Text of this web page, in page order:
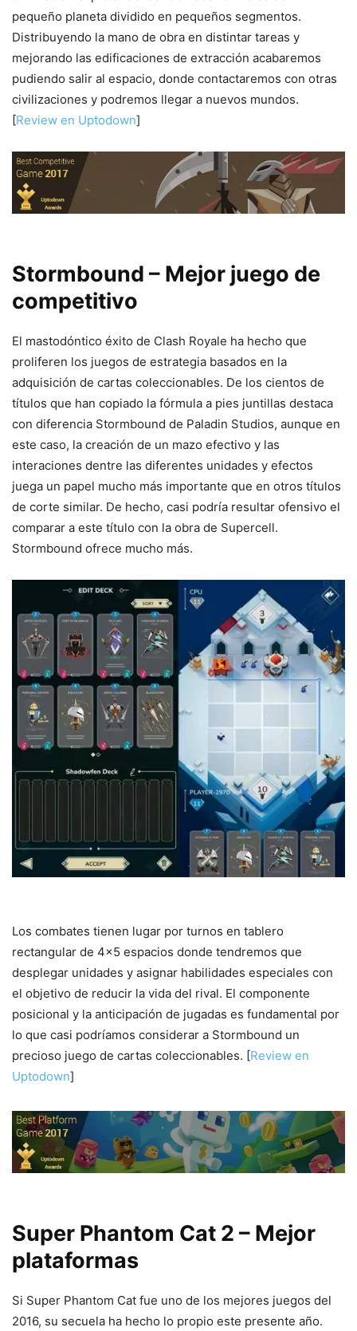
pequeño planeta dividido en pequeños segmentos.
Distribuyendo la mano de obra en distintar tareas y
mejorando las edificaciones de extracción acabaremos
pudiendo salir al espacio, donde contactaremos con otras
civilizaciones y podremos llegar a nuevos mundos.
[Review en Uptodown]
Stormbound – Mejor juego de
competitivo
El mastodóntico éxito de Clash Royale ha hecho que
proliferen los juegos de estrategia basados en la
adquisición de cartas coleccionables. De los cientos de
títulos que han copiado la fórmula a pies juntillas destaca
con diferencia Stormbound de Paladin Studios, aunque en
este caso, la creación de un mazo efectivo y las
interaciones dentre las diferentes unidades y efectos
juega un papel mucho más importante que en otros títulos
de corte similar. De hecho, casi podría resultar ofensivo el
comparar a este título con la obra de Supercell.
Stormbound ofrece mucho más.
Los combates tienen lugar por turnos en tablero
rectangular de 4×5 espacios donde tendremos que
desplegar unidades y asignar habilidades especiales con
el objetivo de reducir la vida del rival. El componente
posicional y la anticipación de jugadas es fundamental por
lo que casi podríamos considerar a Stormbound un
precioso juego de cartas coleccionables. [Review en
Uptodown]
Super Phantom Cat 2 – Mejor
plataformas
Si Super Phantom Cat fue uno de los mejores juegos del
2016, su secuela ha hecho lo propio este presente año.